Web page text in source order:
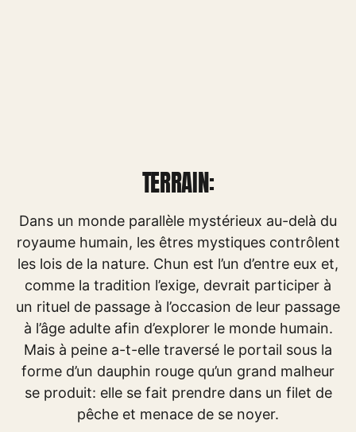
TERRAIN:
Dans un monde parallèle mystérieux au-delà du
royaume humain, les êtres mystiques contrôlent
les lois de la nature. Chun est l’un d’entre eux et,
comme la tradition l’exige, devrait participer à
un rituel de passage à l’occasion de leur passage
à l’âge adulte afin d’explorer le monde humain.
Mais à peine a-t-elle traversé le portail sous la
forme d’un dauphin rouge qu’un grand malheur
se produit: elle se fait prendre dans un filet de
pêche et menace de se noyer.